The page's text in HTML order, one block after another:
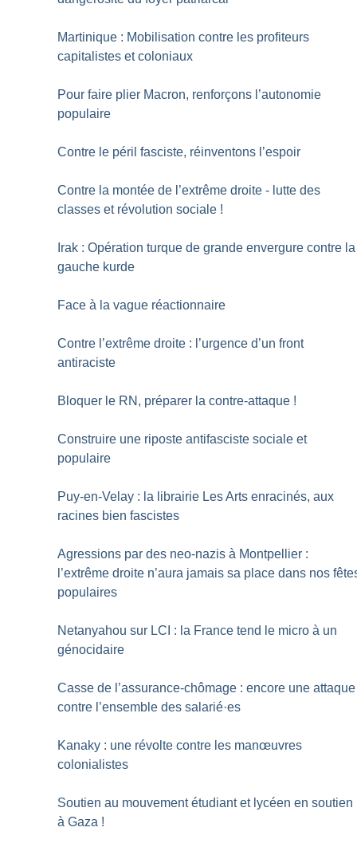
Martinique : Mobilisation contre les profiteurs
capitalistes et coloniaux
Pour faire plier Macron, renforçons l’autonomie
populaire
Contre le péril fasciste, réinventons l’espoir
Contre la montée de l’extrême droite - lutte des
classes et révolution sociale !
Irak : Opération turque de grande envergure contre la
gauche kurde
Face à la vague réactionnaire
Contre l’extrême droite : l’urgence d’un front
antiraciste
Bloquer le RN, préparer la contre-attaque !
Construire une riposte antifasciste sociale et
populaire
Puy-en-Velay : la librairie Les Arts enracinés, aux
racines bien fascistes
Agressions par des neo-nazis à Montpellier :
l’extrême droite n’aura jamais sa place dans nos
populaires
Netanyahou sur LCI : la France tend le micro à un
génocidaire
Casse de l’assurance-chômage : encore une attaque
contre l’ensemble des salarié·es
Kanaky : une révolte contre les manœuvres
colonialistes
Soutien au mouvement étudiant et lycéen en soutien
à Gaza !